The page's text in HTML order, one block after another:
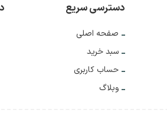
دسترسی سریع
صفحه اصلی
سبد خرید
حساب کاربری
وبلاگ